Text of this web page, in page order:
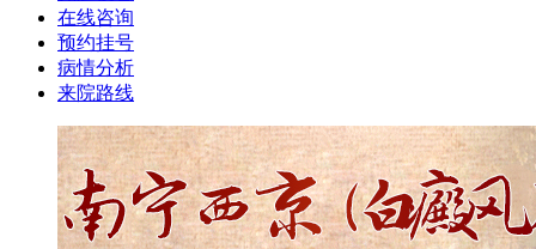
在线咨询
预约挂号
病情分析
来院路线